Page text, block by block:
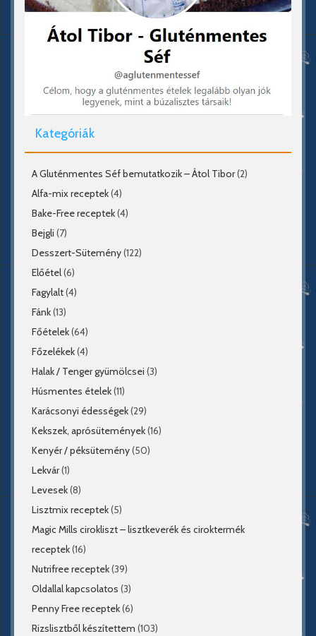
Kategóriák
A Gluténmentes Séf bemutatkozik – Átol Tibor(2)
Alfa-mix receptek(4)
Bake-Free receptek(4)
Bejgli (7)
Desszert-Sütemény(122)
Előétel(6)
Fagylalt(4)
Fánk(13)
Főételek(64)
Főzelékek(4)
Halak / Tenger gyümölcsei (3)
Húsmentes ételek(11)
Karácsonyi édességek(29)
Kekszek, aprósütemények(16)
Kenyér / péksütemény(50)
Lekvár(1)
Levesek(8)
Lisztmix receptek(5)
Magic Mills cirokliszt – lisztkeverék és ciroktermék
receptek(16)
Nutrifree receptek(39)
Oldallal kapcsolatos (3)
Penny Free receptek(6)
Rizslisztből készítettem (103)